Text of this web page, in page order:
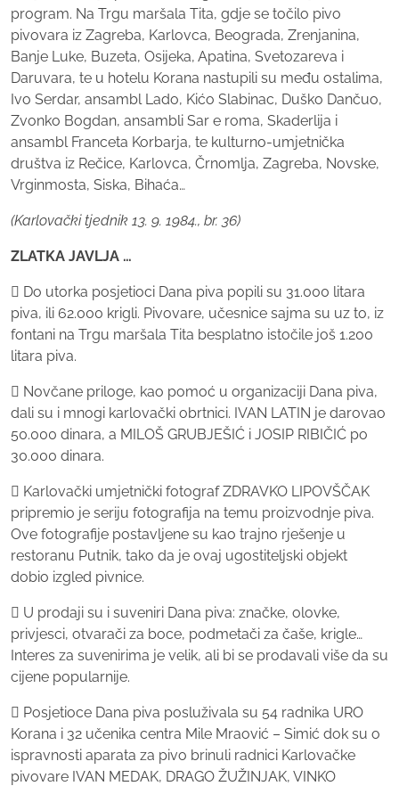
program. Na Trgu maršala Tita, gdje se točilo pivo
pivovara iz Zagreba, Karlovca, Beograda, Zrenjanina,
Banje Luke, Buzeta, Osijeka, Apatina, Svetozareva i
Daruvara, te u hotelu Korana nastupili su među ostalima,
Ivo Serdar, ansambl Lado, Kićo Slabinac, Duško Dančuo,
Zvonko Bogdan, ansambli Sar e roma, Skaderlija i
ansambl Franceta Korbarja, te kulturno-umjetnička
društva iz Rečice, Karlovca, Črnomlja, Zagreba, Novske,
Vrginmosta, Siska, Bihaća…
(Karlovački tjednik 13. 9. 1984., br. 36)
ZLATKA JAVLJA …
 Do utorka posjetioci Dana piva popili su 31.000 litara
piva, ili 62.000 krigli. Pivovare, učesnice sajma su uz to, iz
fontani na Trgu maršala Tita besplatno istočile još 1.200
litara piva.
 Novčane priloge, kao pomoć u organizaciji Dana piva,
dali su i mnogi karlovački obrtnici. IVAN LATIN je darovao
50.000 dinara, a MILOŠ GRUBJEŠIĆ i JOSIP RIBIČIĆ po
30.000 dinara.
 Karlovački umjetnički fotograf ZDRAVKO LIPOVŠČAK
pripremio je seriju fotografija na temu proizvodnje piva.
Ove fotografije postavljene su kao trajno rješenje u
restoranu Putnik, tako da je ovaj ugostiteljski objekt
dobio izgled pivnice.
 U prodaji su i suveniri Dana piva: značke, olovke,
privjesci, otvarači za boce, podmetači za čaše, krigle…
Interes za suvenirima je velik, ali bi se prodavali više da su
cijene popularnije.
 Posjetioce Dana piva posluživala su 54 radnika URO
Korana i 32 učenika centra Mile Mraović – Simić dok su o
ispravnosti aparata za pivo brinuli radnici Karlovačke
pivovare IVAN MEDAK, DRAGO ŽUŽINJAK, VINKO